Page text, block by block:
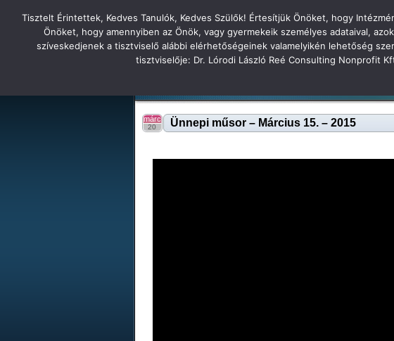
Főoldal Hírek Tudás Állandóság Gondolkodás
Tatabányai
Ünnepi műsor – Március 15. – 2015
márc
20
Tatabányai Árpád Gimnázium 2
Tisztelt Érintettek, Kedves Tanulók, Kedves Szülők! Értesítjük Önöket, hogy
Önöket, hogy amennyiben az Önök, vagy gyermekeik személyes adataival,
szíveskedjenek a tisztviselő alábbi elérhetőségeinek valamelyikén lehetőség
tisztviselője: Dr. Lórodi László Reé Consulting Nonprofit